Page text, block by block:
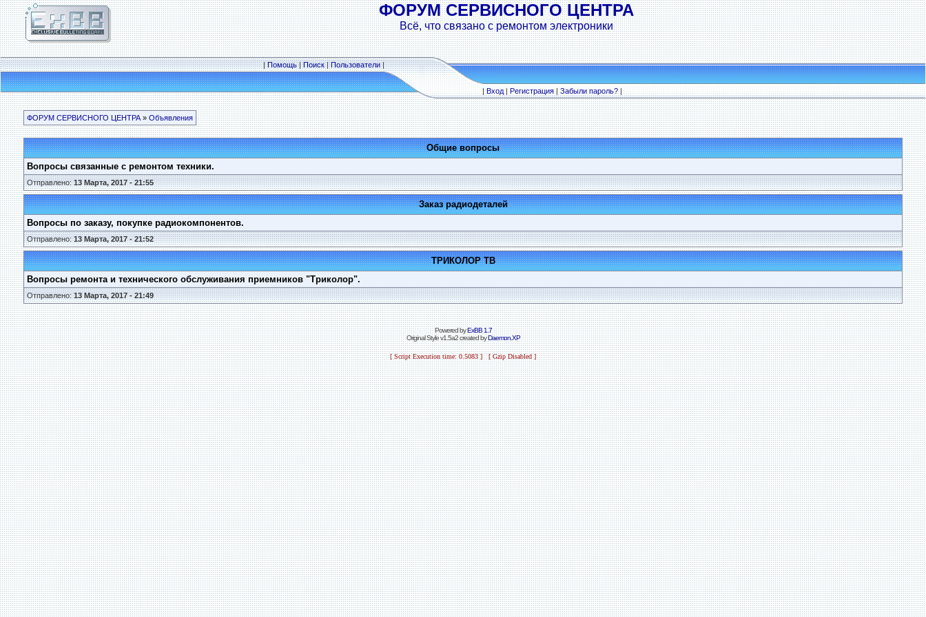
ФОРУМ СЕРВИСНОГО ЦЕНТРА
Всё, что связано с ремонтом электроники
|Помощь|Поиск|Пользователи|
|Вход|Регистрация|Забыли пароль?|
ФОРУМ СЕРВИСНОГО ЦЕНТРА » Объявления
Общие вопросы
Вопросы связанные с ремонтом техники.
Отправлено:13 Марта, 2017 - 21:55
Заказ радиодеталей
Вопросы по заказу, покупке радиокомпонентов.
Отправлено:13 Марта, 2017 - 21:52
ТРИКОЛОР ТВ
Вопросы ремонта и технического обслуживания приемников "Триколор".
Отправлено:13 Марта, 2017 - 21:49
Powered byExBB 1.7
Original Style v1.5a2 created byDaemon.XP
[ Script Execution time: 0.5083 ] [ Gzip Disabled ]